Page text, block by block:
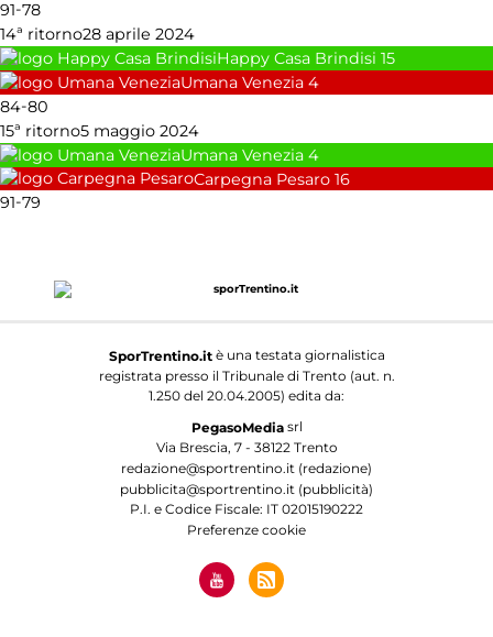
91-78
14ª ritorno28 aprile 2024
Happy Casa Brindisi 15
Umana Venezia 4
84-80
15ª ritorno5 maggio 2024
Umana Venezia 4
Carpegna Pesaro 16
91-79
SporTrentino.itè una testata giornalistica
registrata presso il Tribunale di Trento (aut. n.
1.250 del 20.04.2005) edita da:
PegasoMediasrl
Via Brescia, 7 - 38122 Trento
redazione@sportrentino.it (redazione)
pubblicita@sportrentino.it (pubblicità)
P.I. e Codice Fiscale: IT 02015190222
Preferenze cookie